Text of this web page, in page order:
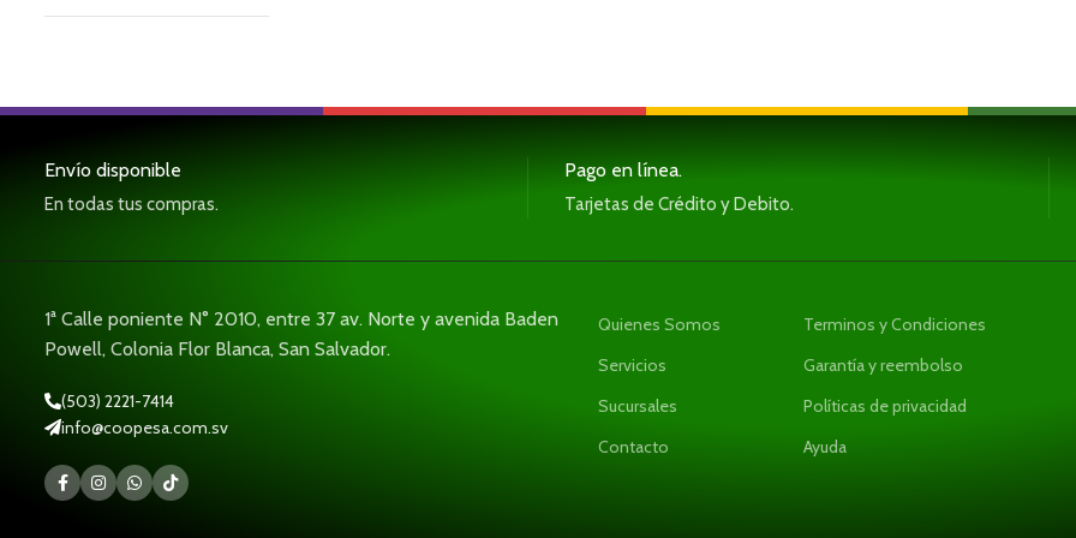
Envío disponible
En todas tus compras.
Pago en línea.
Tarjetas de Crédito y Debito.
1ª Calle poniente N° 2010, entre 37 av. Norte y avenida Baden
Powell, Colonia Flor Blanca, San Salvador.
(503) 2221-7414
info@coopesa.com.sv
Quienes Somos
Servicios
Sucursales
Contacto
Terminos y Condiciones
Garantía y reembolso
Políticas de privacidad
Ayuda